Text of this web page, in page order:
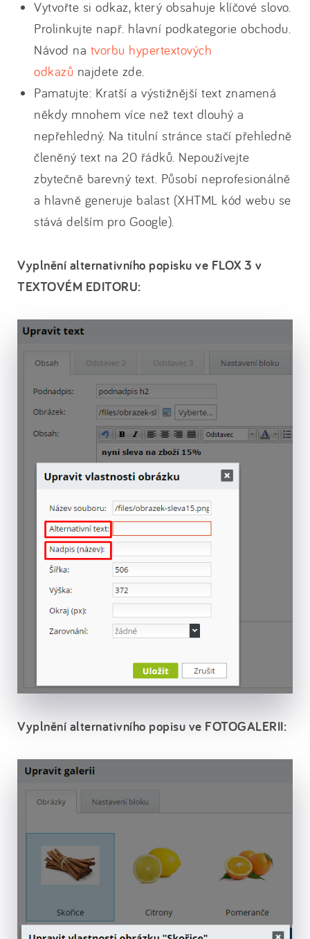
Vytvořte si odkaz, který obsahuje klíčové slovo.
Prolinkujte např. hlavní podkategorie obchodu.
Návod na tvorbu hypertextových
odkazů najdete zde.
Pamatujte: Kratší a výstižnější text znamená
někdy mnohem více než text dlouhý a
nepřehledný. Na titulní stránce stačí přehledně
členěný text na 20 řádků. Nepoužívejte
zbytečně barevný text. Působí neprofesionálně
a hlavně generuje balast (XHTML kód webu se
stává delším pro Google).
Vyplnění alternativního popisku ve FLOX 3 v
TEXTOVÉM EDITORU:
Vyplnění alternativního popisu ve FOTOGALERII: